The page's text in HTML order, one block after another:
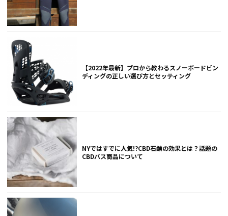
【2022年最新】プロから教わるスノーボードビン
ディングの正しい選び方とセッティング
NYではすでに人気!?CBD石鹸の効果とは？話題の
CBDバス商品について